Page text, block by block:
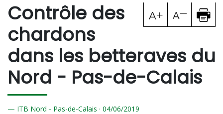
Contrôle des
chardons
dans les betteraves du
Nord - Pas-de-Calais
ITB Nord - Pas-de-Calais · 04/06/2019